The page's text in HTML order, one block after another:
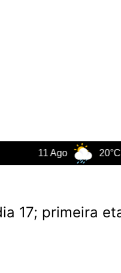
11 Ago 20°C
17; primeira